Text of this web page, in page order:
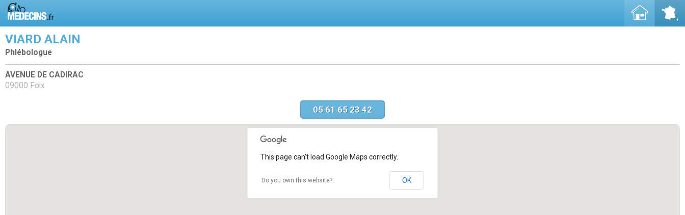
VIARD ALAIN
Phlébologue
AVENUE DE CADIRAC
09000 Foix
05 61 65 23 42
This page can't load Google Maps correctly.
Do you own this website? OK